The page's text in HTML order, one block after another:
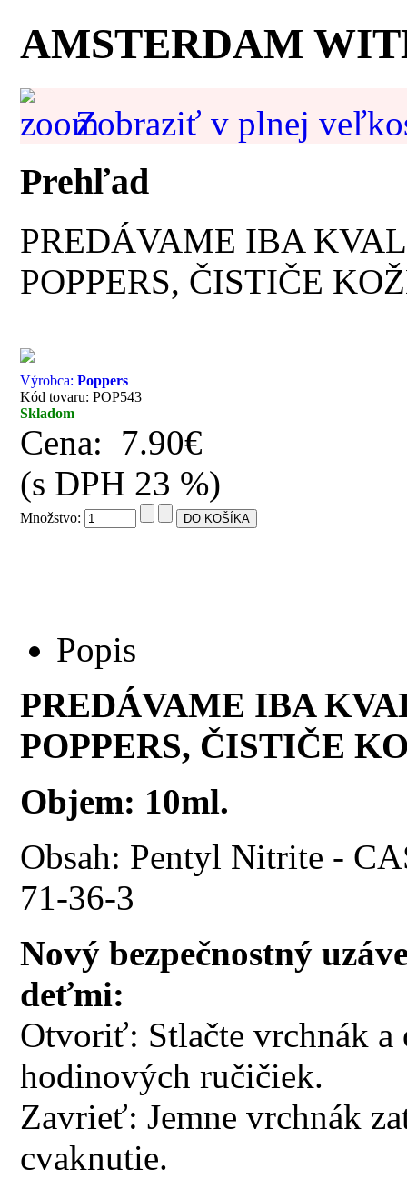
AMSTERDAM
Zobraziť v plnej
Prehľad
PREDÁVAME IBA
POPPERS, ČISTIČE
Výrobca:Poppers
Kód tovaru: POP543
Skladom
Cena: 7.90€
(s DPH 23 %)
Množstvo:
Popis
PREDÁVAME IBA
POPPERS, ČISTIČE
Objem: 10ml.
Obsah: Pentyl Nitrite -
71-36-3
Nový bezpečnostný
deťmi:
Otvoriť: Stlačte vrchnák a
hodinových ručičiek.
Zavrieť: Jemne vrchnák
cvaknutie.